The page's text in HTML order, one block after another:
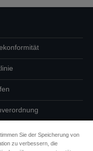
Sie der Speicherung von
zu verbessern, die